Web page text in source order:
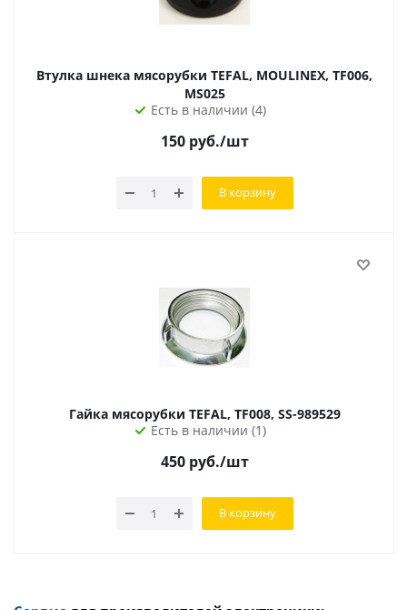
Втулка шнека мясорубки TEFAL, MOULINEX, TF006,
MS025
Есть в наличии (4)
150руб./шт
В корзину
Гайка мясорубки TEFAL, TF008, SS-989529
Есть в наличии (1)
450руб./шт
В корзину